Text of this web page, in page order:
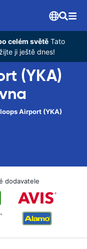
celém světě Tato
ji ještě dnes!
(YKA)
Airport (YKA)
dodavatele